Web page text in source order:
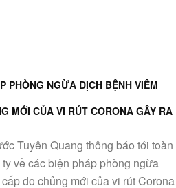
PHÒNG NGỪA DỊCH BỆNH VIÊM
MỚI CỦA VI RÚT CORONA GÂY RA
Tuyên Quang thông báo tới toàn
về các biện pháp phòng ngừa
do chủng mới của vi rút Corona